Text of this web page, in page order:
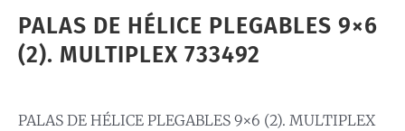
PALAS DE HÉLICE PLEGABLES 9×6
(2). MULTIPLEX 733492
PALAS DE HÉLICE PLEGABLES 9×6 (2). MULTIPLEX